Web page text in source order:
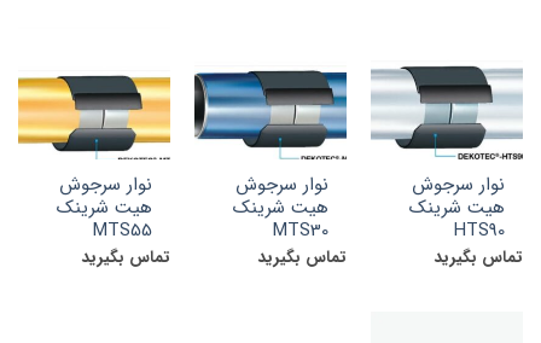
نوار سرجوش
هیت شرینک
HTS90
تماس بگیرید
نوار سرجوش
هیت شرینک
MTS30
تماس بگیرید
نوار سرجوش
هیت شرینک
MTS55
تماس بگیرید